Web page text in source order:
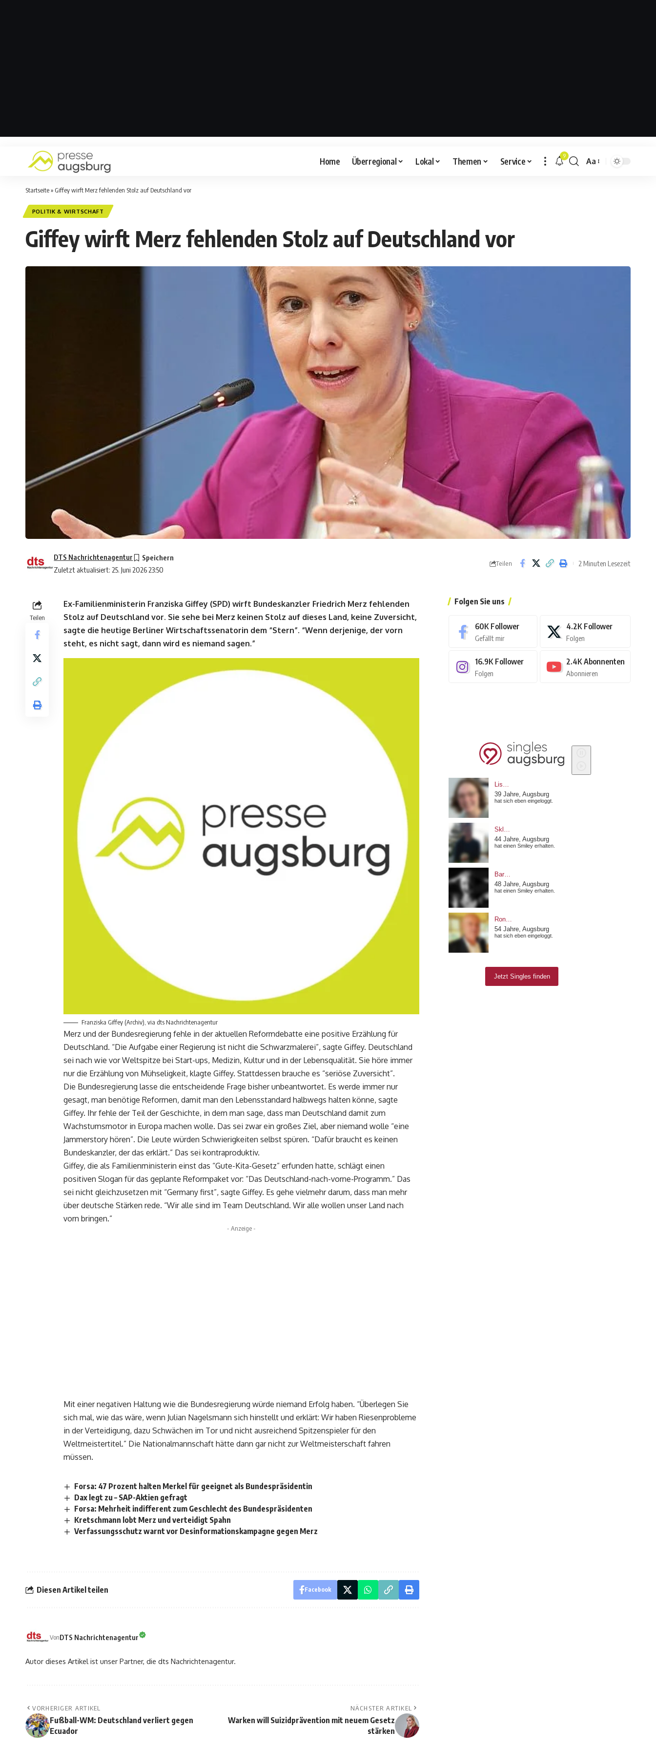
Home Überregional Lokal Themen Service 9
Aa
Startseite» Giffey wirft Merz fehlenden Stolz auf Deutschland vor
POLITIK & WIRTSCHAFT
Giffey wirft Merz fehlenden Stolz auf Deutschland vor
Zuletzt aktualisiert: 25. Juni 2026 23:50
DTS Nachrichtenagentur
Teilen 2 Minuten Lesezeit
Teilen
Ex-Familienministerin Franziska Giffey (SPD) wirft Bundeskanzler Friedrich Merz fehlenden
Stolz auf Deutschland vor. Sie sehe bei Merz keinen Stolz auf dieses Land, keine Zuversicht,
sagte die heutige Berliner Wirtschaftssenatorin dem “Stern”. “Wenn derjenige, der vorn
steht, es nicht sagt, dann wird es niemand sagen.”
Franziska Giffey (Archiv), via dts Nachrichtenagentur
Merz und der Bundesregierung fehle in der aktuellen Reformdebatte eine positive Erzählung für
Deutschland. “Die Aufgabe einer Regierung ist nicht die Schwarzmalerei”, sagte Giffey. Deutschland
sei nach wie vor Weltspitze bei Start-ups, Medizin, Kultur und in der Lebensqualität. Sie höre immer
nur die Erzählung von Mühseligkeit, klagte Giffey. Stattdessen brauche es “seriöse Zuversicht”.
Die Bundesregierung lasse die entscheidende Frage bisher unbeantwortet. Es werde immer nur
gesagt, man benötige Reformen, damit man den Lebensstandard halbwegs halten könne, sagte
Giffey. Ihr fehle der Teil der Geschichte, in dem man sage, dass man Deutschland damit zum
Wachstumsmotor in Europa machen wolle. Das sei zwar ein großes Ziel, aber niemand wolle “eine
Jammerstory hören”. Die Leute würden Schwierigkeiten selbst spüren. “Dafür braucht es keinen
Bundeskanzler, der das erklärt.” Das sei kontraproduktiv.
Giffey, die als Familienministerin einst das “Gute-Kita-Gesetz” erfunden hatte, schlägt einen
positiven Slogan für das geplante Reformpaket vor: “Das Deutschland-nach-vorne-Programm.” Das
sei nicht gleichzusetzen mit “Germany first”, sagte Giffey. Es gehe vielmehr darum, dass man mehr
über deutsche Stärken rede. “Wir alle sind im Team Deutschland. Wir alle wollen unser Land nach
vorn bringen.”
- Anzeige -
Mit einer negativen Haltung wie die Bundesregierung würde niemand Erfolg haben. “Überlegen Sie
sich mal, wie das wäre, wenn Julian Nagelsmann sich hinstellt und erklärt: Wir haben Riesenprobleme
in der Verteidigung, dazu Schwächen im Tor und nicht ausreichend Spitzenspieler für den
Weltmeistertitel.” Die Nationalmannschaft hätte dann gar nicht zur Weltmeisterschaft fahren
müssen.
Forsa: 47 Prozent halten Merkel für geeignet als Bundespräsidentin
Dax legt zu – SAP-Aktien gefragt
Forsa: Mehrheit indifferent zum Geschlecht des Bundespräsidenten
Kretschmann lobt Merz und verteidigt Spahn
Verfassungsschutz warnt vor Desinformationskampagne gegen Merz
Diesen Artikel teilen Facebook
VonDTS Nachrichtenagentur
Autor dieses Artikel ist unser Partner, die dts Nachrichtenagentur.
VORHERIGER ARTIKEL
Fußball-WM: Deutschland verliert gegen
Ecuador
NÄCHSTER ARTIKEL
Warken will Suizidprävention mit neuem Gesetz
stärken
Folgen Sie uns
60K Follower
Gefällt mir
4.2K Follower
Folgen
16.9K Follower
Folgen
2.4K Abonnenten
Abonnieren